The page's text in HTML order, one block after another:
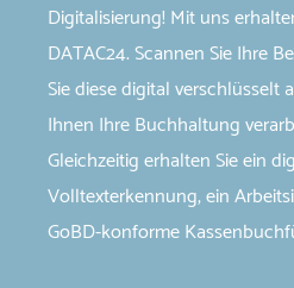
Digitalisierung! Mit uns
DATAC24. Scannen Sie Ihre
Sie diese digital verschlüsselt
Ihnen Ihre Buchhaltung
Gleichzeitig erhalten Sie ein
Volltexterkennung, ein
GoBD-​konforme